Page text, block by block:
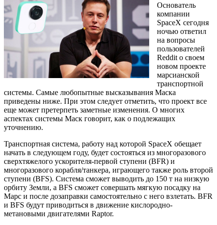
Основатель
компании
SpaceX сегодня
ночью ответил
на вопросы
пользователей
Reddit о своем
новом проекте
марсианской
транспортной
системы. Самые любопытные высказывания Маска
приведены ниже. При этом следует отметить, что проект все
еще может претерпеть заметные изменения. О многих
аспектах системы Маск говорит, как о подлежащих
уточнению.
Транспортная система, работу над которой SpaceX обещает
начать в следующем году, будет состояться из многоразового
сверхтяжелого ускорителя-первой ступени (BFR) и
многоразового корабля/танкера, играющего также роль второй
ступени (BFS). Система сможет выводить до 150 т на низкую
орбиту Земли, а BFS сможет совершать мягкую посадку на
Марс и после дозаправки самостоятельно с него взлетать. BFR
и BFS будут приводиться в движение кислородно-
метановыми двигателями Raptor.